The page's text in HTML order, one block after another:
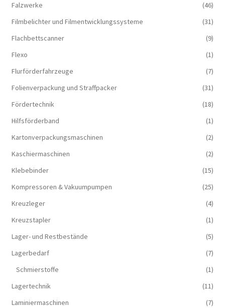
Falzwerke
(46)
Filmbelichter und Filmentwicklungssysteme
(31)
Flachbettscanner
(9)
Flexo
(1)
Flurförderfahrzeuge
(7)
Folienverpackung und Straffpacker
(31)
Fördertechnik
(18)
Hilfsförderband
(1)
Kartonverpackungsmaschinen
(2)
Kaschiermaschinen
(2)
Klebebinder
(15)
Kompressoren & Vakuum­pumpen
(25)
Kreuzleger
(4)
Kreuzstapler
(1)
Lager- und Restbestände
(5)
Lagerbedarf
(7)
Schmierstoffe
(1)
Lagertechnik
(11)
Laminiermaschinen
(7)